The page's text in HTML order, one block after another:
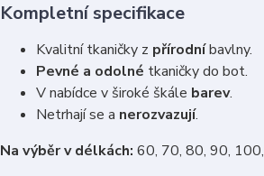
Kompletní specifikace
Kvalitní tkaničky z přírodníbavlny.
Pevné a odolné tkaničky do bot.
V nabídce v široké škále barev.
Netrhají se a nerozvazují.
Na výběr v délkách: 60, 70, 80, 90,